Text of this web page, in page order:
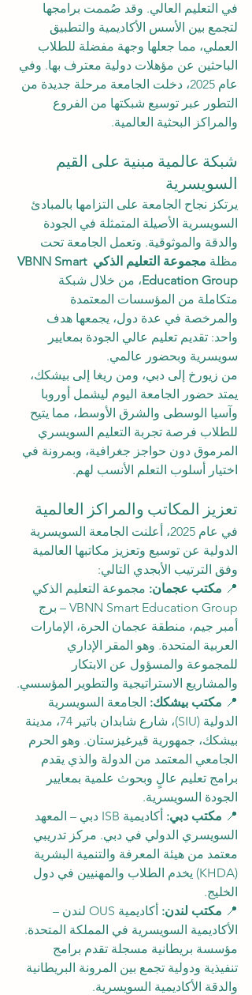
في التعليم العالي. وقد صُممت برامجها
لتجمع بين الأسس الأكاديمية والتطبيق
العملي، مما جعلها وجهة مفضلة للطلاب
الباحثين عن مؤهلات دولية معترف بها. وفي
عام 2025، دخلت الجامعة مرحلة جديدة من
التطور عبر توسيع شبكتها من الفروع
والمراكز البحثية العالمية.
شبكة عالمية مبنية على القيم
السويسرية
يرتكز نجاح الجامعة على التزامها بالمبادئ
السويسرية الأصيلة المتمثلة في الجودة
والدقة والموثوقية. وتعمل الجامعة تحت
مظلة
مجموعة التعليم الذكي VBNN Smart
Education Group، من خلال شبكة
متكاملة من المؤسسات المعتمدة
والمرخصة في عدة دول، يجمعها هدف
واحد: تقديم تعليم عالي الجودة بمعايير
سويسرية وبحضور عالمي.
من زيورخ إلى دبي، ومن ريغا إلى بيشكك،
يمتد حضور الجامعة اليوم ليشمل أوروبا
وآسيا الوسطى والشرق الأوسط، مما يتيح
للطلاب فرصة تجربة التعليم السويسري
المرموق دون حواجز جغرافية، وبمرونة في
اختيار أسلوب التعلم الأنسب لهم.
تعزيز المكاتب والمراكز العالمية
في عام 2025، أعلنت الجامعة السويسرية
الدولية عن توسيع وتعزيز مكاتبها العالمية
وفق الترتيب الأبجدي التالي:
📍 مكتب عجمان: مجموعة التعليم الذكي
VBNN Smart Education Group – برج
أمبر جيم، منطقة عجمان الحرة، الإمارات
العربية المتحدة. وهو المقر الإداري
للمجموعة والمسؤول عن الابتكار
والمشاريع الاستراتيجية والتطوير المؤسسي.
📍 مكتب بيشكك: الجامعة السويسرية
الدولية (SIU)، شارع شابدان باتير 74، مدينة
بيشكك، جمهورية قيرغيزستان. وهو الحرم
الجامعي المعتمد من الدولة والذي يقدم
برامج تعليم عالٍ وبحوث علمية بمعايير
الجودة السويسرية.
📍 مكتب دبي:
أكاديمية ISB دبي – المعهد
السويسري الدولي في دبي. مركز تدريبي
معتمد من هيئة المعرفة والتنمية البشرية
(KHDA) يخدم الطلاب والمهنيين في دول
الخليج.
📍 مكتب لندن:
أكاديمية OUS لندن –
الأكاديمية السويسرية في المملكة المتحدة.
مؤسسة بريطانية مسجلة تقدم برامج
تنفيذية ودولية تجمع بين المرونة البريطانية
والدقة الأكاديمية السويسرية.